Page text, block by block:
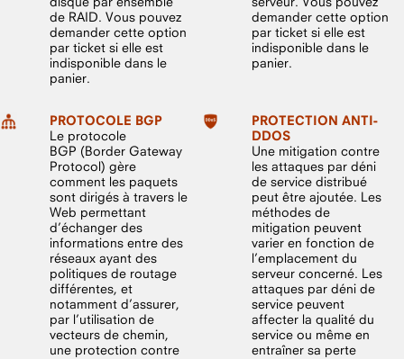
de RAID. Vous pouvez
demander cette option
par ticket si elle est
indisponible dans le
panier.
demander cette option
par ticket si elle est
indisponible dans le
panier.
PROTOCOLE BGP
Le protocole
BGP (Border Gateway
Protocol) gère
comment les paquets
sont dirigés à travers le
Web permettant
d’échanger des
informations entre des
réseaux ayant des
politiques de routage
différentes, et
notamment d’assurer,
par l’utilisation de
vecteurs de chemin,
une protection contre
PROTECTION ANTI-
DDOS
Une mitigation contre
les attaques par déni
de service distribué
peut être ajoutée. Les
méthodes de
mitigation peuvent
varier en fonction de
l’emplacement du
serveur concerné. Les
attaques par déni de
service peuvent
affecter la qualité du
service ou même en
entraîner sa perte